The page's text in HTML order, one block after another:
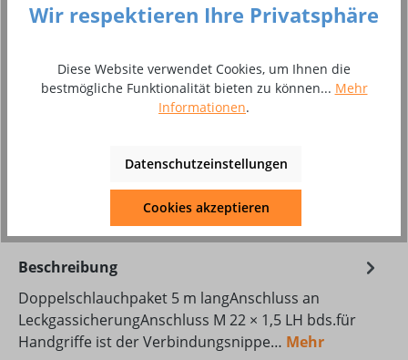
Versandfertig in 14 Tagen, Lieferzeit 1 - 2 Wochen
Produkt Anzahl: Gib den gewünschten
In den Warenkorb
Zum Merkzettel hinzufügen
Produktnummer:8011035
Beschreibung
Doppelschlauchpaket 5 m langAnschluss an
LeckgassicherungAnschluss M 22 × 1,5 LH bds.für
Handgriffe ist der Verbindungsnippe… Mehr
Wir respektieren Ihre Privatsphäre
Diese Website verwendet Cookies, um Ihnen die
bestmögliche Funktionalität bieten zu können... Mehr
Informationen.
Datenschutzeinstellungen
Cookies akzeptieren